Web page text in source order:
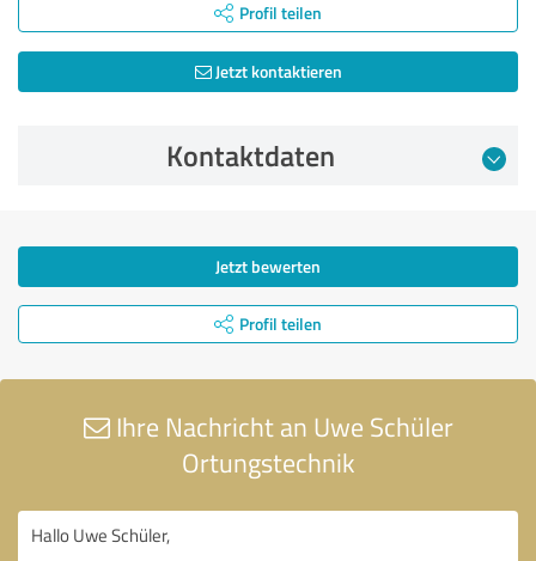
Profil teilen
Jetzt kontaktieren
Kontaktdaten
Jetzt bewerten
Profil teilen
Ihre Nachricht an Uwe Schüler
Ortungstechnik